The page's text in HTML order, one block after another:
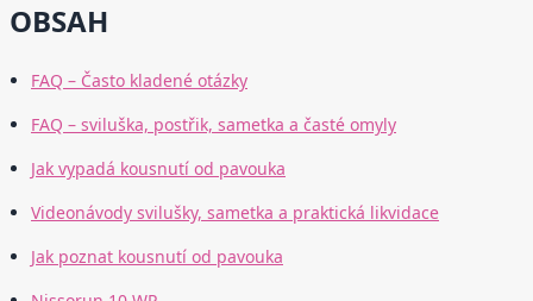
OBSAH
FAQ – Často kladené otázky
FAQ – sviluška, postřik, sametka a časté omyly
Jak vypadá kousnutí od pavouka
Videonávody svilušky, sametka a praktická likvidace
Jak poznat kousnutí od pavouka